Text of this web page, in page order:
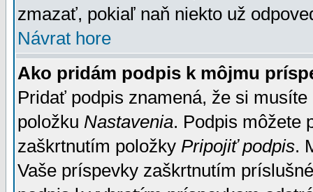
zmazať, pokiaľ naň niekto už
Návrat hore
Ako pridám podpis k môjmu
Pridať podpis znamená, že si
položku Nastavenia. Podpis môžete
zaškrtnutím položky Pripojiť podpis.
Vaše príspevky zaškrtnutím